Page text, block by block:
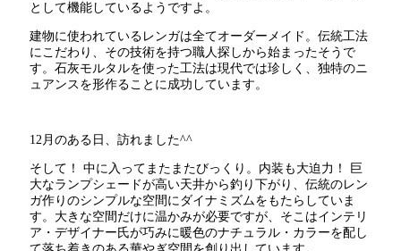
として機能しているようですよ。
建物に使われているレンガは全てオーダーメイド。伝統工法
にこだわり、その技術を持つ職人探しから始まったそうで
す。石灰モルタルを使った工法は現代では珍しく、独特のニ
ュアンスを形作ることに成功しています。
12月のある日、訪れました^^
そして！ 中に入ってまたまたびっくり。内装も大迫力！ 巨
大なランプシェードが高い天井から釣り下がり、伝統のレン
ガ作りのシンプルな空間にダイナミズムをもたらしていま
す。大きな空間だけに温かみが必要ですが、そこはインテリ
ア・デザイナー氏が巧みに暖色のナチュラル・カラーを配し